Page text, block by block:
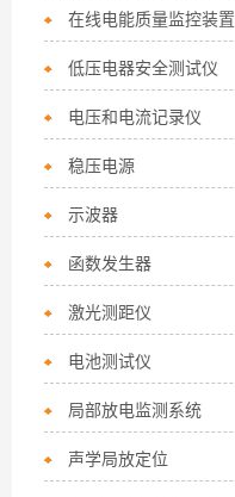
在线电能质量监控装置
低压电器安全测试仪
电压和电流记录仪
稳压电源
示波器
函数发生器
激光测距仪
电池测试仪
局部放电监测系统
声学局放定位